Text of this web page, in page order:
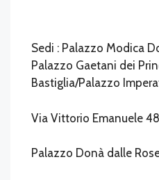
Sedi : Palazzo Modica
Palazzo Gaetani dei
Bastiglia/Palazzo
Via Vittorio Emanuele
Palazzo Donà dalle